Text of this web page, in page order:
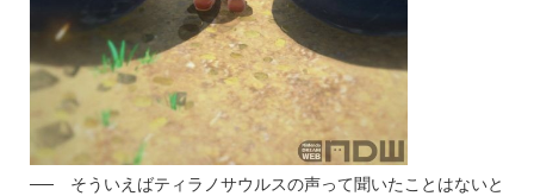
── そういえばティラノサウルスの声って聞いたことはないと